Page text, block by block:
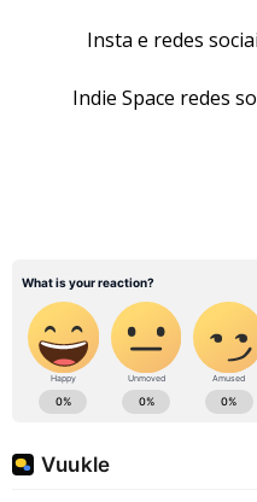
Insta e redes
Indie Space redes